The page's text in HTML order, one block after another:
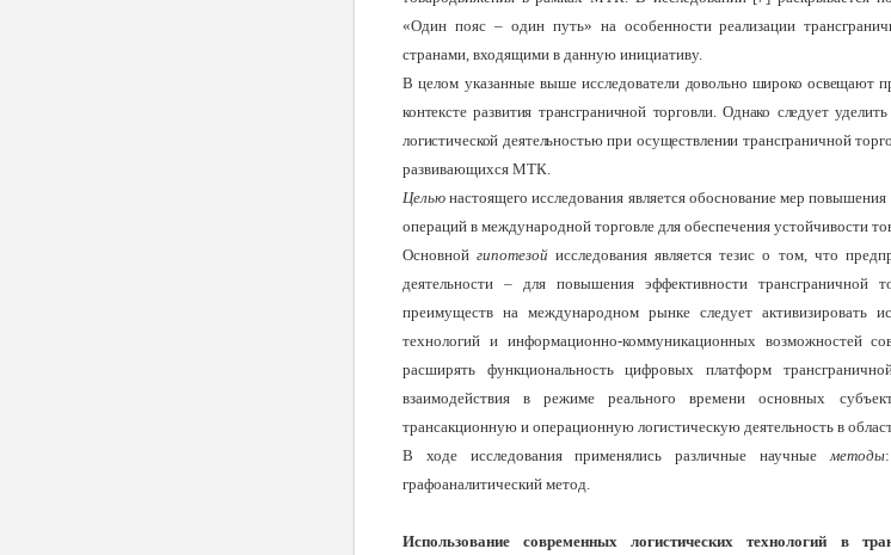
«Один пояс – один путь» на особенности реализации
странами, входящими в данную инициативу.
В целом указанные выше исследователи довольно широко освещают
контексте развития трансграничной торговли. Однако следует
логистической деятельностью при осуществлении трансграничной
развивающихся МТК.
Целью настоящего исследования является обоснование мер
операций в международной торговле для обеспечения устойчивости
Основнойгипотезой исследования является тезис о том, что
деятельности – для повышения эффективности трансграничной
преимуществ на международном рынке следует активизировать
технологий и информационно-коммуникационных возможностей
расширять функциональность цифровых платформ
взаимодействия в режиме реального времени основных
трансакционную и операционную логистическую деятельность в
В ходе исследования применялись различные научныеметоды
графоаналитический метод.
Использование современных логистических технологий в